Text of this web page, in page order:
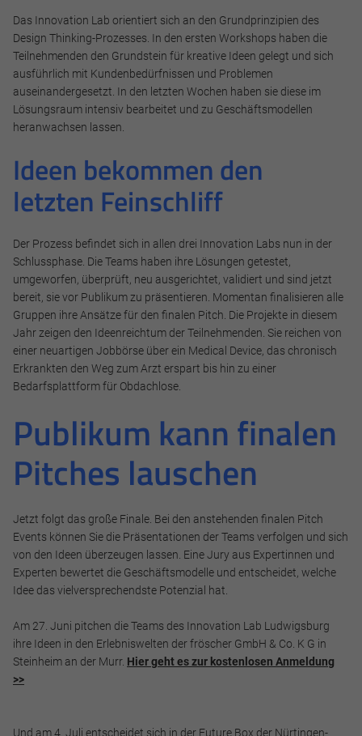
Das Innovation Lab orientiert sich an den Grundprinzipien des
Design Thinking-Prozesses. In den ersten Workshops haben die
Teilnehmenden den Grundstein für kreative Ideen gelegt und sich
ausführlich mit Kundenbedürfnissen und Problemen
auseinandergesetzt. In den letzten Wochen haben sie diese im
Lösungsraum intensiv bearbeitet und zu Geschäftsmodellen
heranwachsen lassen.
Ideen bekommen den
letzten Feinschliff
Der Prozess befindet sich in allen drei Innovation Labs nun in der
Schlussphase. Die Teams haben ihre Lösungen getestet,
umgeworfen, überprüft, neu ausgerichtet, validiert und sind jetzt
bereit, sie vor Publikum zu präsentieren. Momentan finalisieren alle
Gruppen ihre Ansätze für den finalen Pitch. Die Projekte in diesem
Jahr zeigen den Ideenreichtum der Teilnehmenden. Sie reichen von
einer neuartigen Jobbörse über ein Medical Device, das chronisch
Erkrankten den Weg zum Arzt erspart bis hin zu einer
Bedarfsplattform für Obdachlose.
Publikum kann finalen
Pitches lauschen
Jetzt folgt das große Finale. Bei den anstehenden finalen Pitch
Events können Sie die Präsentationen der Teams verfolgen und sich
von den Ideen überzeugen lassen. Eine Jury aus Expertinnen und
Experten bewertet die Geschäftsmodelle und entscheidet, welche
Idee das vielversprechendste Potenzial hat.
Am 27. Juni pitchen die Teams des Innovation Lab Ludwigsburg
ihre Ideen in den Erlebniswelten der fröscher GmbH & Co. K G in
Steinheim an der Murr. Hier geht es zur kostenlosen Anmeldung
>>
Und am 4. Juli entscheidet sich in der Future.Box der Nürtingen-